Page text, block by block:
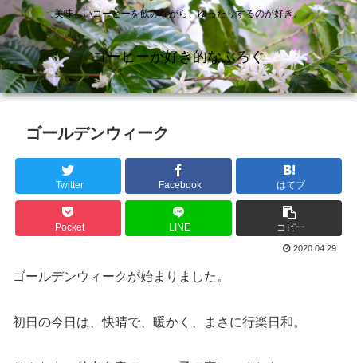
美味しいコーヒーを飲みながら、ゆったりするのが好き。
コーヒーが好き的なぶろぐ
ゴールデンウィーク
Twitter Facebook はてブ
Pocket LINE コピー
2020.04.29
ゴールデンウィークが始まりました。
初日の今日は、快晴で、暖かく、まさに行楽日和。